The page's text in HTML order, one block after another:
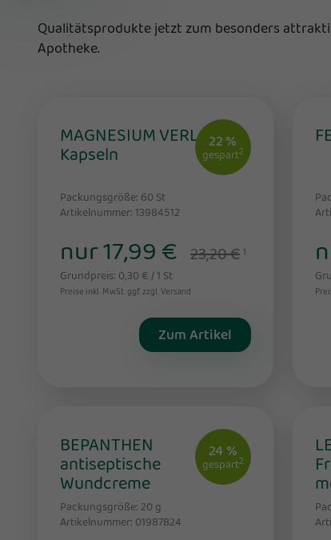
Qualitätsprodukte jetzt zum besonders
Apotheke.
22 %
gespart2
MAGNESIUM VERLA 400
Kapseln
Packungsgröße: 60 St
Artikelnummer: 13984512
nur 17,99 € 23,20 € 1
Grundpreis: 0,30 € / 1 St
Preise inkl. MwSt. ggf. zzgl. Versand
Zum Artikel
24 %
gespart2
BEPANTHEN
antiseptische
Wundcreme
Packungsgröße: 20 g
Artikelnummer: 01987824